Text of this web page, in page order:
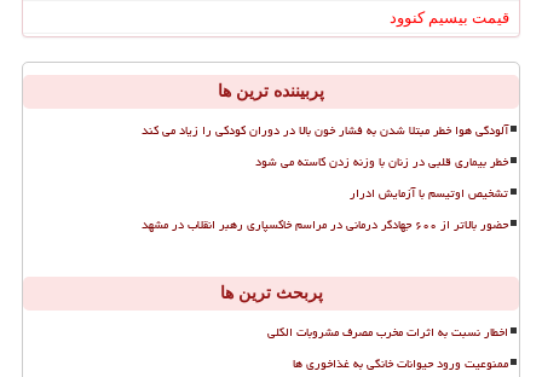
قیمت بیسیم کنوود
پربیننده ترین ها
آلودگی هوا خطر مبتلا شدن به فشار خون بالا در دوران کودکی را زیاد می کند
خطر بیماری قلبی در زنان با وزنه زدن کاسته می شود
تشخیص اوتیسم با آزمایش ادرار
حضور بالاتر از ۶۰۰ جهادگر درمانی در مراسم خاکسپاری رهبر انقلاب در مشهد
پربحث ترین ها
اخطار نسبت به اثرات مخرب مصرف مشروبات الکلی
ممنوعیت ورود حیوانات خانگی به غذاخوری ها